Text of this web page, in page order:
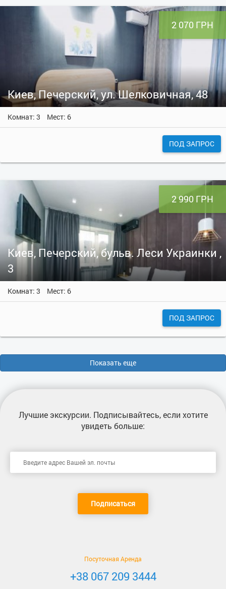
2 070 ГРН
Киев, Печерский, ул. Шелковичная, 48
Комнат: 3 Мест: 6
ПОД ЗАПРОС
2 990 ГРН
Киев, Печерский, бульв. Леси Украинки ,
3
Комнат: 3 Мест: 6
ПОД ЗАПРОС
Показать еще
Лучшие экскурсии. Подписывайтесь, если хотите
увидеть больше:
Подписаться
Посуточная Аренда
+38 067 209 3444